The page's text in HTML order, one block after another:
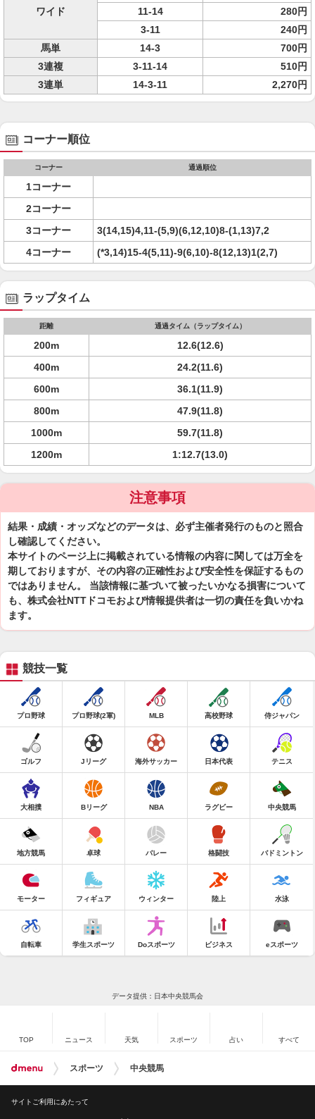
ワイド
11-14
280円
3-11
240円
馬単
14-3
700円
3連複
3-11-14
510円
3連単
14-3-11 2,270円
コーナー順位
コーナー 通過順位
1コーナー
2コーナー
3コーナー
3(14,15)4,11-(5,9)(6,12,10)8-(1,13)7,2
4コーナー
(*3,14)15-4(5,11)-9(6,10)-8(12,13)1(2,7)
ラップタイム
距離 通過タイム（ラップタイム）
200m
12.6(12.6)
400m
24.2(11.6)
600m
36.1(11.9)
800m
47.9(11.8)
1000m
59.7(11.8)
1200m
1:12.7(13.0)
注意事項
結果・成績・オッズなどのデータは、必ず主催者発行のものと照合
し確認してください。
本サイトのページ上に掲載されている情報の内容に関しては万全を
期しておりますが、その内容の正確性および安全性を保証するもの
ではありません。 当該情報に基づいて被ったいかなる損害について
も、株式会社NTTドコモおよび情報提供者は一切の責任を負いかね
ます。
競技一覧
プロ野球 プロ野球(2軍) MLB 高校野球 侍ジャパン
ゴルフ Jリーグ 海外サッカー 日本代表 テニス
大相撲 Bリーグ NBA ラグビー 中央競馬
地方競馬 卓球 バレー 格闘技 バドミントン
モーター フィギュア ウィンター 陸上 水泳
自転車 学生スポーツ Doスポーツ ビジネス eスポーツ
データ提供：日本中央競馬会
TOP ニュース 天気 スポーツ 占い すべて
スポーツ 中央競馬
サイトご利用にあたって